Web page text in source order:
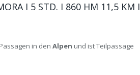
I 5 STD. I 860 HM 11,5 KM I
in den Alpen und ist Teilpassage